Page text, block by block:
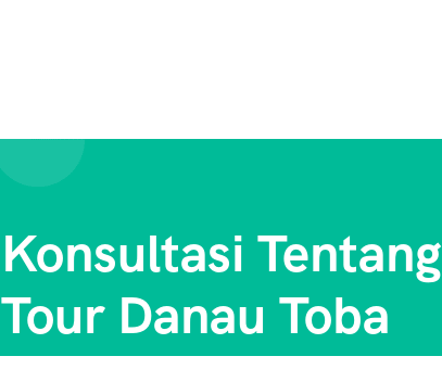
Konsultasi Tentang
Tour Danau Toba